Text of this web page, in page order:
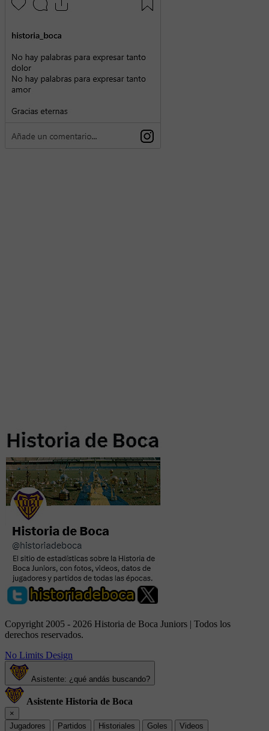
Copyright 2005 - 2026 Historia de Boca Juniors | Todos los
derechos reservados.
No Limits Design
Asistente: ¿qué andás buscando?
Asistente Historia de Boca
×
Jugadores
Partidos Historiales Goles
Videos